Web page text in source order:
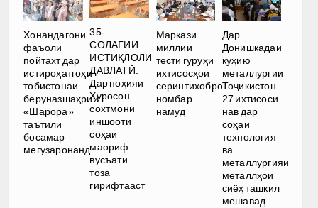
Хонандагони
фаъоли
пойтахт дар
истироҳатгоҳи
тобистонаи
беруназшаҳрии
«Шарора»
таътили
босамар
мегузаронанд
35-
СОЛАГИИ
ИСТИҚЛОЛИ
ДАВЛАТӢ.
Дар ноҳияи
Хуросон
сохтмони
иншооти
соҳаи
маориф
вусъати
тоза
гирифтааст
Маркази
миллии
тестӣ гурӯҳи
ихтисосҳои
серинтихобро
номбар
намуд
Дар
Донишкадаи
кӯҳию
металлургии
Тоҷикистон
27 ихтисоси
нав дар
соҳаи
технология
ва
металлургияи
металлҳои
сиёҳ ташкил
мешавад